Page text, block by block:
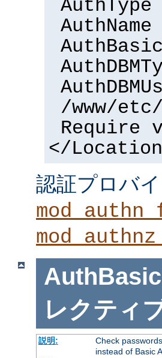
/www/etc/
Require
</
認証プロバ
レクティ
説明:
Check
instead of Basic